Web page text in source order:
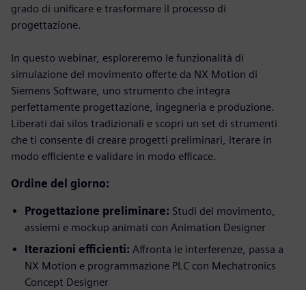
grado di unificare e trasformare il processo di
progettazione.
In questo webinar, esploreremo le funzionalità di
simulazione del movimento offerte da NX Motion di
Siemens Software, uno strumento che integra
perfettamente progettazione, ingegneria e produzione.
Liberati dai silos tradizionali e scopri un set di strumenti
che ti consente di creare progetti preliminari, iterare in
modo efficiente e validare in modo efficace.
Ordine del giorno:
Progettazione preliminare: Studi del movimento,
assiemi e mockup animati con Animation Designer
Iterazioni efficienti: Affronta le interferenze, passa a
NX Motion e programmazione PLC con Mechatronics
Concept Designer